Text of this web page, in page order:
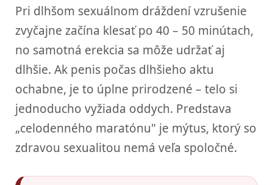
Pri dlhšom sexuálnom dráždení vzrušenie
zvyčajne začína klesať po 40 – 50 minútach,
no samotná erekcia sa môže udržať aj
dlhšie. Ak penis počas dlhšieho aktu
ochabne, je to úplne prirodzené – telo si
jednoducho vyžiada oddych. Predstava
„celodenného maratónu" je mýtus, ktorý so
zdravou sexualitou nemá veľa spoločné.